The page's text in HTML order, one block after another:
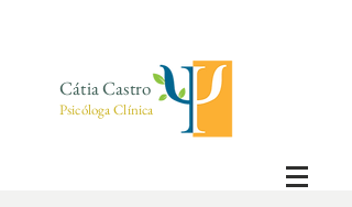
Psicóloga Clínica
Cátia Castro